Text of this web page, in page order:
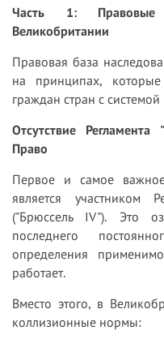
Часть 1: Правовые
Великобритании
Правовая база
на принципах,
граждан стран с
Отсутствие
Право
Первое и самое
является
("Брюссель IV"). Это
последнего
определения
работает.
Вместо этого, в
коллизионные нормы: